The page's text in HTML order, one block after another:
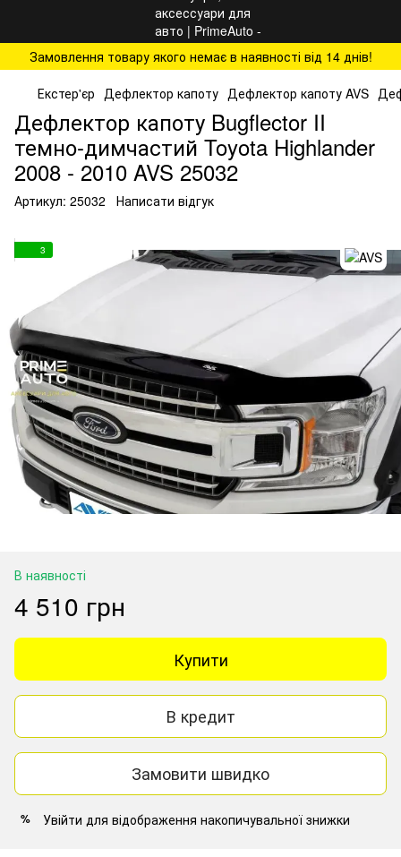
Замовлення товару якого немає в наявності від 14 днів!
Екстер'єр Дефлектор капоту Дефлектор капоту AVS
Дефлектор капоту Bugflector II
темно-димчастий Toyota Highlander
2008 - 2010 AVS 25032
Артикул: 25032 Написати відгук
3
В наявності
4 510 грн
Купити
В кредит
Замовити швидко
% Увійти для відображення накопичувальної знижки